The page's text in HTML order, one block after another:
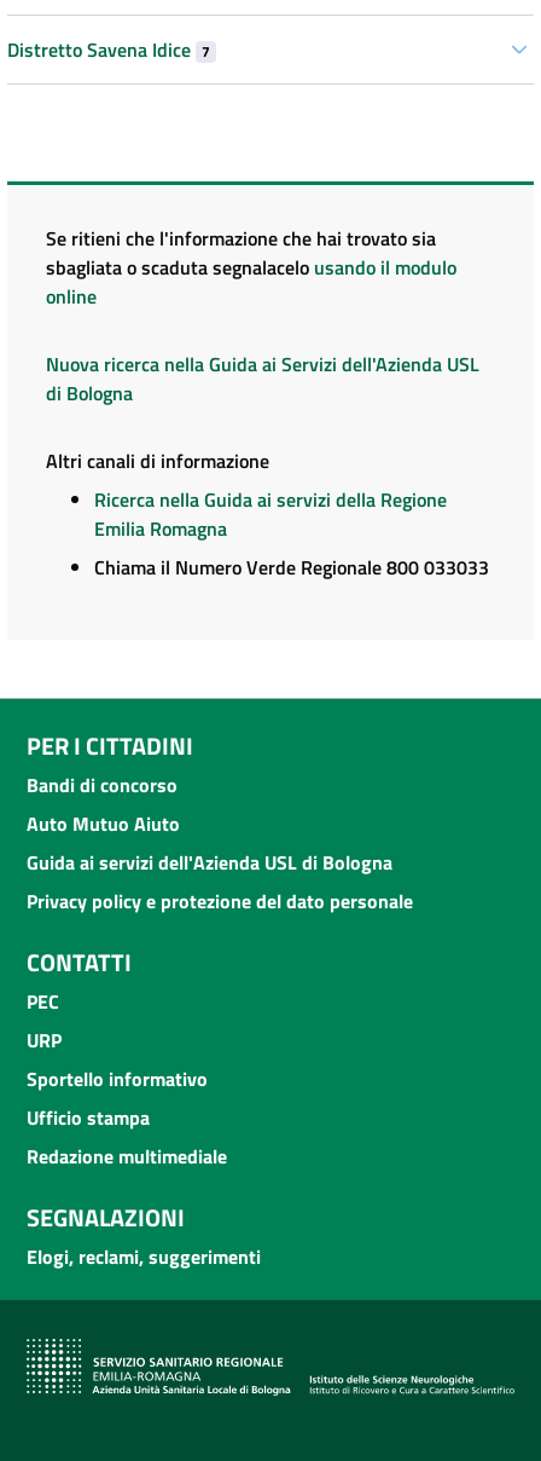
Distretto Savena Idice 7
Se ritieni che l'informazione che hai trovato sia
sbagliata o scaduta segnalacelo usando il modulo
online
Nuova ricerca nella Guida ai Servizi dell'Azienda USL
di Bologna
Altri canali di informazione
Ricerca nella Guida ai servizi della Regione
Emilia Romagna
Chiama il Numero Verde Regionale 800 033033
PER I CITTADINI
Bandi di concorso
Auto Mutuo Aiuto
Guida ai servizi dell'Azienda USL di Bologna
Privacy policy e protezione del dato personale
CONTATTI
PEC
URP
Sportello informativo
Ufficio stampa
Redazione multimediale
SEGNALAZIONI
Elogi, reclami, suggerimenti